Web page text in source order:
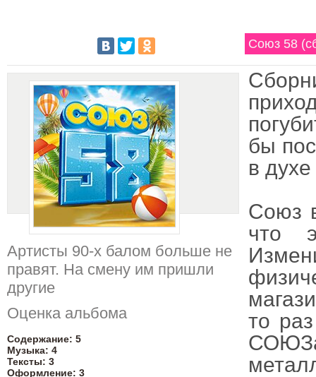
Союз 58
бы
в
Союз
что
то
Артисты 90-х балом больше не
правят. На смену им пришли
другие
Оценка альбома
Содержание: 5
Музыка: 4
Тексты: 3
Оформление: 3